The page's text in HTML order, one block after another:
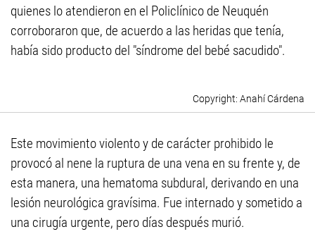
quienes lo atendieron en el Policlínico de Neuquén
corroboraron que, de acuerdo a las heridas que tenía,
había sido producto del "síndrome del bebé sacudido".
Anahí Cárdena
Este movimiento violento y de carácter prohibido le
provocó al nene la ruptura de una vena en su frente y, de
esta manera, una hematoma subdural, derivando en una
lesión neurológica gravísima. Fue internado y sometido a
una cirugía urgente, pero días después murió.